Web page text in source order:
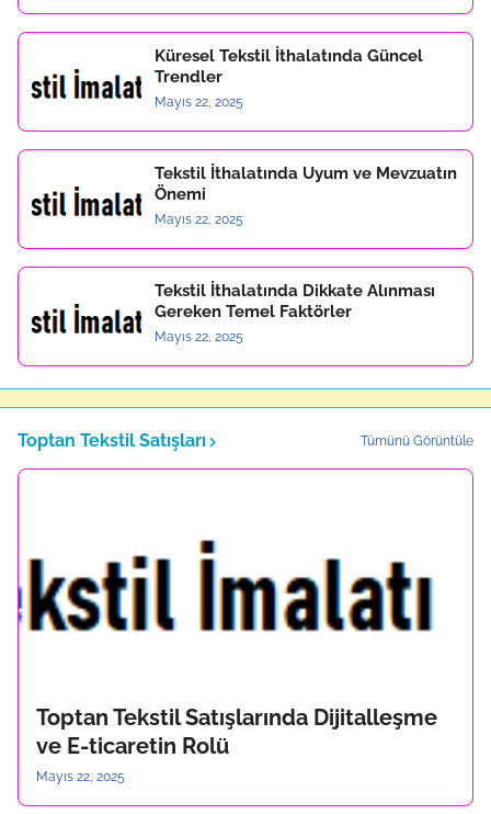
Küresel Tekstil İthalatında Güncel
Trendler
Mayıs 22, 2025
Tekstil İthalatında Uyum ve Mevzuatın
Önemi
Mayıs 22, 2025
Tekstil İthalatında Dikkate Alınması
Gereken Temel Faktörler
Mayıs 22, 2025
Toptan Tekstil Satışları Tümünü Görüntüle
Toptan Tekstil Satışlarında Dijitalleşme
ve E-ticaretin Rolü
Mayıs 22, 2025